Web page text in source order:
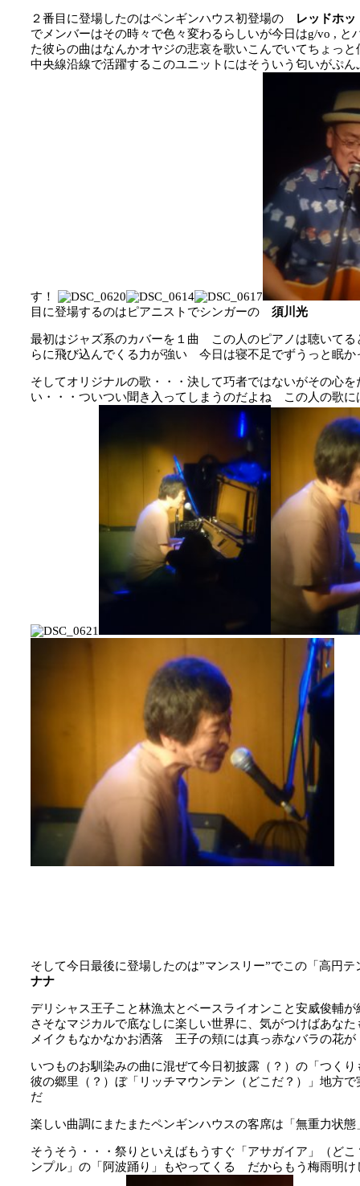
２番目に登場したのはペンギンハウス初登場の
レッドホッ
でメンバーはその時々で色々変わるらしいが今日はg/vo ,
た彼らの曲はなんかオヤジの悲哀を歌いこんでいてちょっ
中央線沿線で活躍するこのユニットにはそういう匂いが
す！
目に登場するのはピアニストでシンガーの 須川光
最初はジャズ系のカバーを１曲 この人のピアノは聴いてる
らに飛び込んでくる力が強い 今日は寝不足でずうっと眠か
そしてオリジナルの歌・・・決して巧者ではないがその心
い・・・ついつい聞き入ってしまうのだよね この人の歌に
そして今日最後に登場したのは”マンスリー”でこの「高円
ナナ
デリシャス王子こと林漁太とベースライオンこと安威俊輔
さそなマジカルで底なしに楽しい世界に、気がつけばあな
メイクもなかなかお洒落 王子の頬には真っ赤なバラの花が
いつものお馴染みの曲に混ぜて今日初披露（？）の「つく
彼の郷里（？）ぼ「リッチマウンテン（どこだ？）」地方
だ
楽しい曲調にまたまたペンギンハウスの客席は「無重力状態
そうそう・・・祭りといえばもうすぐ「アサガイア」（ど
ンプル」の「阿波踊り」もやってくる だからもう梅雨明